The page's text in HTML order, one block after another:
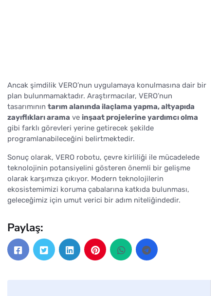
Ancak şimdilik VERO’nun uygulamaya konulmasına dair bir
plan bulunmamaktadır. Araştırmacılar, VERO’nun
tasarımının tarım alanında ilaçlama yapma, altyapıda
zayıflıkları arama ve inşaat projelerine yardımcı olma
gibi farklı görevleri yerine getirecek şekilde
programlanabileceğini belirtmektedir.
Sonuç olarak, VERO robotu, çevre kirliliği ile mücadelede
teknolojinin potansiyelini gösteren önemli bir gelişme
olarak karşımıza çıkıyor. Modern teknolojilerin
ekosistemimizi koruma çabalarına katkıda bulunması,
geleceğimiz için umut verici bir adım niteliğindedir.
Paylaş: